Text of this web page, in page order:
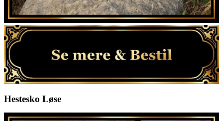
Hestesko Løse